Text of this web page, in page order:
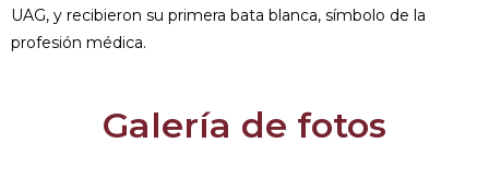
UAG, y recibieron su primera bata blanca, símbolo de la
profesión médica.
Galería de fotos